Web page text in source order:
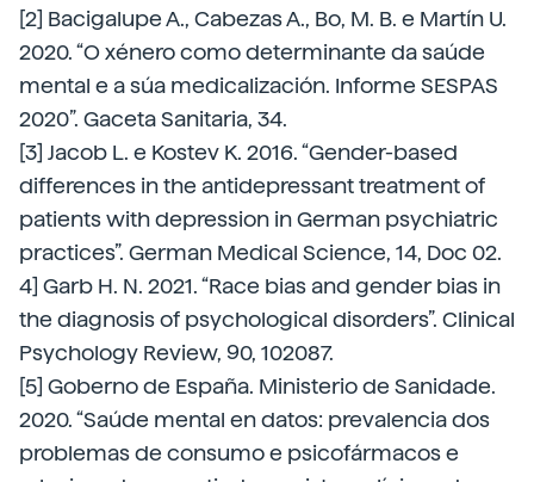
[2] Bacigalupe A., Cabezas A., Bo, M. B. e Martín U.
2020. “O xénero como determinante da saúde
mental e a súa medicalización. Informe SESPAS
2020”. Gaceta Sanitaria, 34.
[3] Jacob L. e Kostev K. 2016. “Gender-based
differences in the antidepressant treatment of
patients with depression in German psychiatric
practices”. German Medical Science, 14, Doc 02.
4] Garb H. N. 2021. “Race bias and gender bias in
the diagnosis of psychological disorders”. Clinical
Psychology Review, 90, 102087.
[5] Goberno de España. Ministerio de Sanidade.
2020. “Saúde mental en datos: prevalencia dos
problemas de consumo e psicofármacos e